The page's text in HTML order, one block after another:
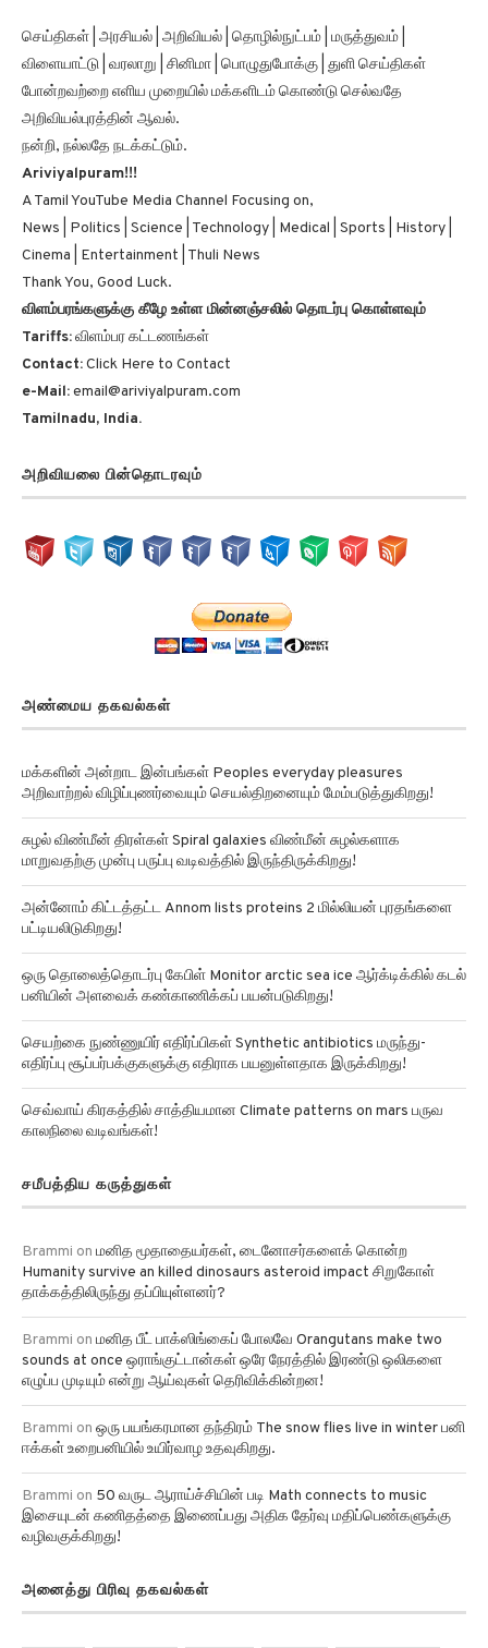
செய்திகள் | அரசியல் | அறிவியல் | தொழில்நுட்பம் | மருத்துவம் |
விளையாட்டு | வரலாறு | சினிமா | பொழுதுபோக்கு | துளி செய்திகள்
போன்றவற்றை எளிய முறையில் மக்களிடம் கொண்டு செல்வதே
அறிவியல்புரத்தின் ஆவல்.
நன்றி, நல்லதே நடக்கட்டும்.
Ariviyalpuram!!!
A Tamil YouTube Media Channel Focusing on,
News | Politics | Science | Technology | Medical | Sports | History |
Cinema | Entertainment | Thuli News
Thank You, Good Luck.
விளம்பரங்களுக்கு கீழே உள்ள மின்னஞ்சலில் தொடர்பு கொள்ளவும்
Tariffs:விளம்பர கட்டணங்கள்
Contact:Click Here to Contact
e-Mail:email@ariviyalpuram.com
Tamilnadu, India.
அறிவியலை பின்தொடரவும்
அண்மைய தகவல்கள்
மக்களின் அன்றாட இன்பங்கள் Peoples everyday pleasures
அறிவாற்றல் விழிப்புணர்வையும் செயல்திறனையும் மேம்படுத்துகிறது!
சுழல் விண்மீன் திரள்கள் Spiral galaxies விண்மீன் சுழல்களாக
மாறுவதற்கு முன்பு பருப்பு வடிவத்தில் இருந்திருக்கிறது!
அன்னோம் கிட்டத்தட்ட Annom lists proteins 2 மில்லியன் புரதங்களை
பட்டியலிடுகிறது!
ஒரு தொலைத்தொடர்பு கேபிள் Monitor arctic sea ice ஆர்க்டிக்கில் கடல்
பனியின் அளவைக் கண்காணிக்கப் பயன்படுகிறது!
செயற்கை நுண்ணுயிர் எதிர்ப்பிகள் Synthetic antibiotics மருந்து-
எதிர்ப்பு சூப்பர்பக்குகளுக்கு எதிராக பயனுள்ளதாக இருக்கிறது!
செவ்வாய் கிரகத்தில் சாத்தியமான Climate patterns on mars பருவ
காலநிலை வடிவங்கள்!
சமீபத்திய கருத்துகள்
Brammi on மனித மூதாதையர்கள், டைனோசர்களைக் கொன்ற
Humanity survive an killed dinosaurs asteroid impact சிறுகோள்
தாக்கத்திலிருந்து தப்பியுள்ளனர்?
Brammi on மனித பீட் பாக்ஸிங்கைப் போலவே Orangutans make two
sounds at once ஒராங்குட்டான்கள் ஒரே நேரத்தில் இரண்டு ஒலிகளை
எழுப்ப முடியும் என்று ஆய்வுகள் தெரிவிக்கின்றன!
Brammi on ஒரு பயங்கரமான தந்திரம் The snow flies live in winter பனி
ஈக்கள் உறைபனியில் உயிர்வாழ உதவுகிறது.
Brammi on 50 வருட ஆராய்ச்சியின் படி Math connects to music
இசையுடன் கணிதத்தை இணைப்பது அதிக தேர்வு மதிப்பெண்களுக்கு
வழிவகுக்கிறது!
அனைத்து பிரிவு தகவல்கள்